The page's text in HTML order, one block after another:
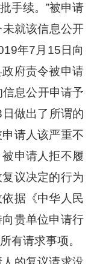
手续。”被申请
就该信息公开
年7月15日向
府责令被申请
息公开申请予
做出了所谓的
申请人该严重不
申请人拒不履
议决定的行为
据《中华人民
贵单位申请行
有请求事项。